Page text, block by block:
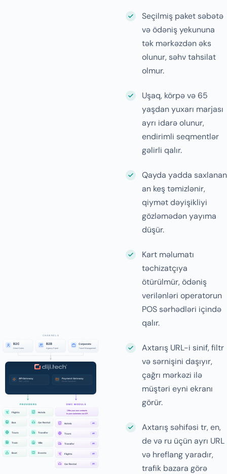
Seçilmiş paket səbətə
və ödəniş yekununa
tək mərkəzdən əks
olunur, səhv tahsilat
olmur.
Uşaq, körpə və 65
yaşdan yuxarı marjası
ayrı idarə olunur,
endirimli seqmentlər
gəlirli qalır.
Qayda yadda saxlanan
an keş təmizlənir,
qiymət dəyişikliyi
gözləmədən yayıma
düşür.
Kart məlumatı
təchizatçıya
ötürülmür, ödəniş
verilənləri operatorun
POS sərhədləri içində
qalır.
Axtarış URL-i sinif, filtr
və sərnişini daşıyır,
çağrı mərkəzi ilə
müştəri eyni ekranı
görür.
Axtarış səhifəsi tr, en,
de və ru üçün ayrı URL
və hreflang yaradır,
trafik bazara görə